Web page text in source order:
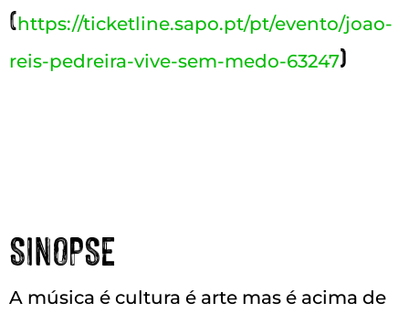
(https://ticketline.sapo.pt/pt/evento/joao-
reis-pedreira-vive-sem-medo-63247)
SINOPSE
A música é cultura é arte mas é acima de